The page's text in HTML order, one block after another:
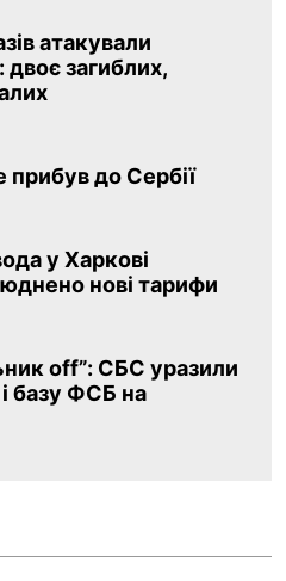
атакували
загиблих,
до Сербії
у Харкові
нові тарифи
off”: СБС уразили
базу ФСБ на